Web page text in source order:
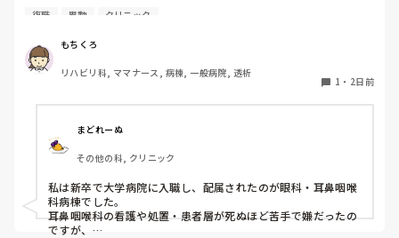
また、どんなところが合っていると感じましたか？
私はこれまで脳神経外科、リハビリ科、透析室と経験しまし
たが、どこもしっくり来なくて悩んでいます…。次回の転職
の参考にさせていただきたいです😭
復職 異動 クリニック
もちくろ
リハビリ科, ママナース, 病棟, 一般病院, 透析
1 ・ 2日前
まどれーぬ
その他の科, クリニック
私は新卒で大学病院に入職し、配属されたのが眼科・耳鼻咽喉
科病棟でした。
耳鼻咽喉科の看護や処置・患者層が死ぬほど苦手で嫌だったの
ですが、